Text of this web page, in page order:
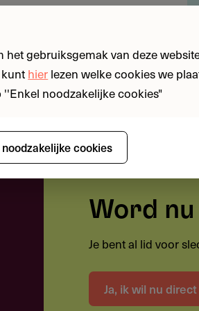
onderzoekers aan
30 maart 2026 |
voor onderzoek dat
scripts, packages en
bredere inzetbaarheid
met digitale middelen
Word nu
Je bent al lid voor
Ja, ik wil nu
gebruiksgemak van deze
hierlezen welke cookies we
noodzakelijke cookies"
cookies